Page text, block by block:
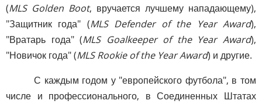
(MLS Golden Boot, вручается лучшему нападающему),
"Защитник года" (MLS Defender of the Year Award),
"Вратарь года" (MLS Goalkeeper of the Year Award),
"Новичок года" (MLS Rookie of the Year Award) и другие.
С каждым годом у "европейского футбола", в том
числе и профессионального, в Соединенных Штатах